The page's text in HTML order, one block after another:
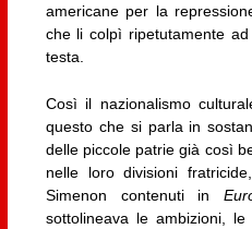
americane per la
che li colpì ripetutamente
testa.
Così il nazionalismo
questo che si parla in
delle piccole patrie già così
nelle loro divisioni
Simenon contenuti in
sottolineava le ambizioni,